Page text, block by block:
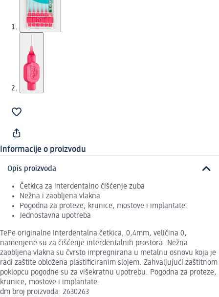
Informacije o proizvodu
Opis proizvoda
Četkica za interdentalno čišćenje zuba
Nežna i zaobljena vlakna
Pogodna za proteze, krunice, mostove i implantate.
Jednostavna upotreba
TePe originalne Interdentalna četkica, 0,4mm, veličina 0,
namenjene su za čišćenje interdentalnih prostora. Nežna
zaobljena vlakna su čvrsto impregnirana u metalnu osnovu koja je
radi zaštite obložena plastificiranim slojem. Zahvaljujući zaštitnom
poklopcu pogodne su za višekratnu upotrebu. Pogodna za proteze,
krunice, mostove i implantate.
dm broj proizvoda: 2630263